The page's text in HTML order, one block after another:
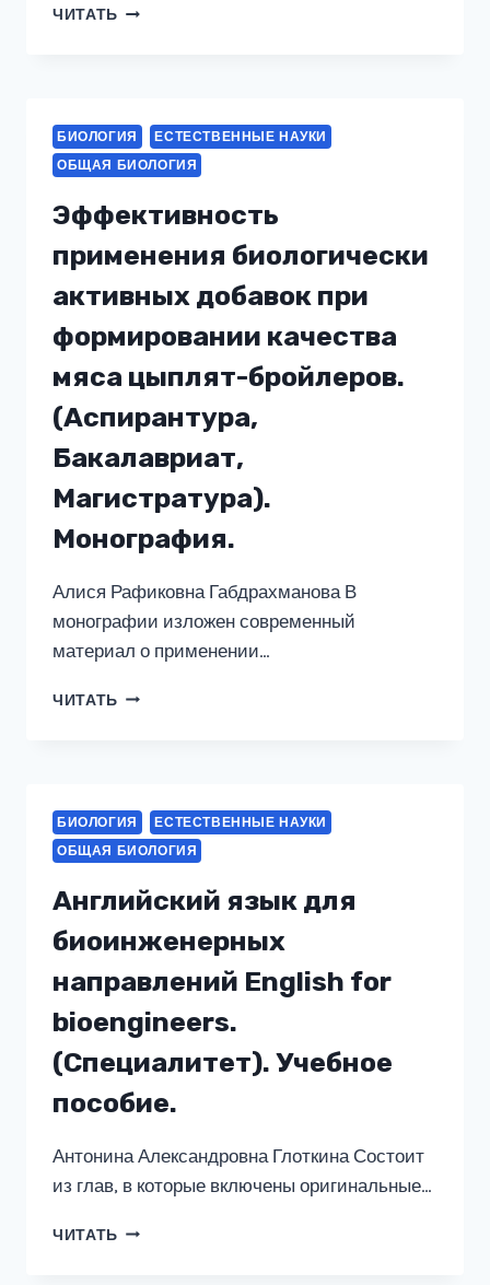
ЧИТАТЬ БЛУЖДАЮЩИЙ
И
ЗА
ЧТО
КАК
НА
ЗАГАДОЧНЫЙ
КАНАЛ
ТЕЛА
ПОМОЖЕТ
ТРЕВОЖНОСТЬ
УЛУЧШИТЬ
САМОЧУВСТВИЕ
БИОЛОГИЯ
ЕСТЕСТВЕННЫЕ НАУКИ
ОБЩАЯ БИОЛОГИЯ
Эффективность
применения биологически
активных добавок при
формировании качества
мяса цыплят-бройлеров.
(Аспирантура,
Бакалавриат,
Магистратура).
Монография.
Алися Рафиковна Габдрахманова В
монографии изложен современный
материал о применении…
ЧИТАТЬ ЭФФЕКТИВНОСТЬ
ПРИ
ФОРМИРОВАНИИ
КАЧЕСТВА
ЦЫПЛЯТ-
(АСПИРАНТУРА,
БАКАЛАВРИАТ,
МАГИСТРАТУРА).
МОНОГРАФИЯ.
БИОЛОГИЯ
ЕСТЕСТВЕННЫЕ НАУКИ
ОБЩАЯ БИОЛОГИЯ
Английский язык для
биоинженерных
направлений English for
bioengineers.
(Специалитет). Учебное
пособие.
Антонина Александровна Глоткина Состоит
из глав, в которые включены оригинальные…
ЧИТАТЬ АНГЛИЙСКИЙ